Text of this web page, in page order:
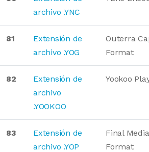
archivo .YNC
81
Extensión de
archivo .YOG
Outerra
Format
82
Extensión de
archivo
.YOOKOO
Yookoo
83
Extensión de
archivo .YOP
Final
Format